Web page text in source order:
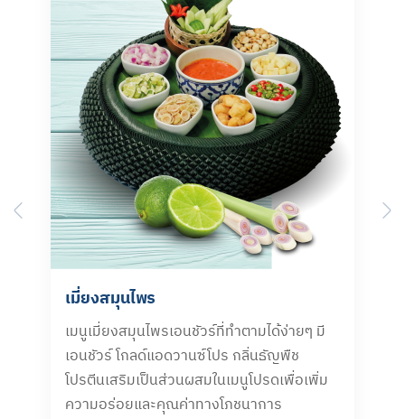
Previous
เมี่ยงสมุนไพร
เมนูเมี่ยงสมุนไพรเอนชัวร์ที่ทำตามได้ง่ายๆ มี
เอนชัวร์ โกลด์แอดวานซ์โปร กลิ่นธัญพืช
โปรตีนเสริมเป็นส่วนผสมในเมนูโปรดเพื่อเพิ่ม
ความอร่อยและคุณค่าทางโภชนาการ